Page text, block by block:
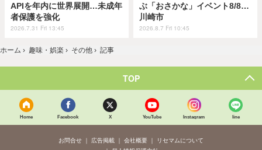
APIを年内に世界展開…未成年
者保護を強化
2026.7.31 Fri 13:45
ぶ「おさかな」イベント8/8…
川崎市
2026.8.7 Fri 10:45
ホーム › 趣味・娯楽 › その他 › 記事
TOP
Home Facebook X YouTube Instagram line
お問合せ 広告掲載 会社概要
リセマムについて